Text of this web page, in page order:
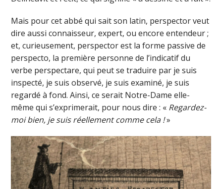
Mais pour cet abbé qui sait son latin, perspector veut
dire aussi connaisseur, expert, ou encore entendeur ;
et, curieusement, perspector est la forme passive de
perspecto, la première personne de l’indicatif du
verbe perspectare, qui peut se traduire par je suis
inspecté, je suis observé, je suis examiné, je suis
regardé à fond. Ainsi, ce serait Notre-Dame elle-
même qui s’exprimerait, pour nous dire : « Regardez-
moi bien, je suis réellement comme cela !»